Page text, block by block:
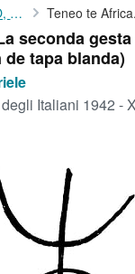
D'ANNUNZIO, Gabriele
seconda
tapa blanda)
Italiani 1942 -